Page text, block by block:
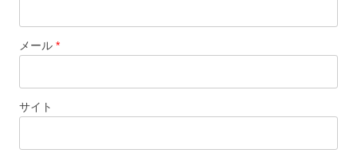
メール *
サイト